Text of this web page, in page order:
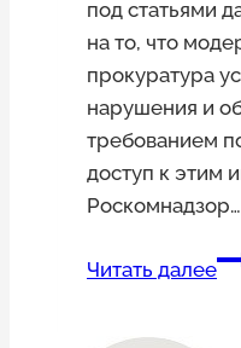
под статьями
на то, что
прокуратура
нарушения и
требованием
доступ к этим
Роскомнадзор…
Читать далее